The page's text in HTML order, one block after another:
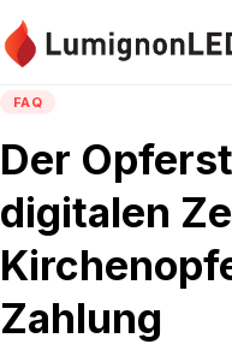
FAQ
Der
digitalen
Zahlung